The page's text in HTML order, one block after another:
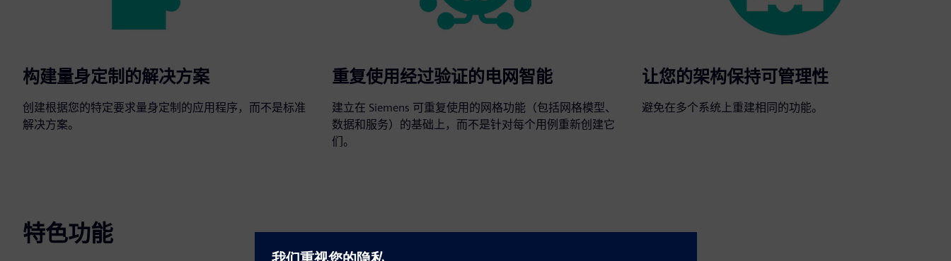
构建量身定制的解决方案
创建根据您的特定要求量身定制的应用程序，而不是标准
解决方案。
重复使用经过验证的电网智能
建立在 Siemens 可重复使用的网格功能（包括网格模型、
数据和服务）的基础上，而不是针对每个用例重新创建它
们。
让您的架构保持可管理性
避免在多个系统上重建相同的功能。
特色功能